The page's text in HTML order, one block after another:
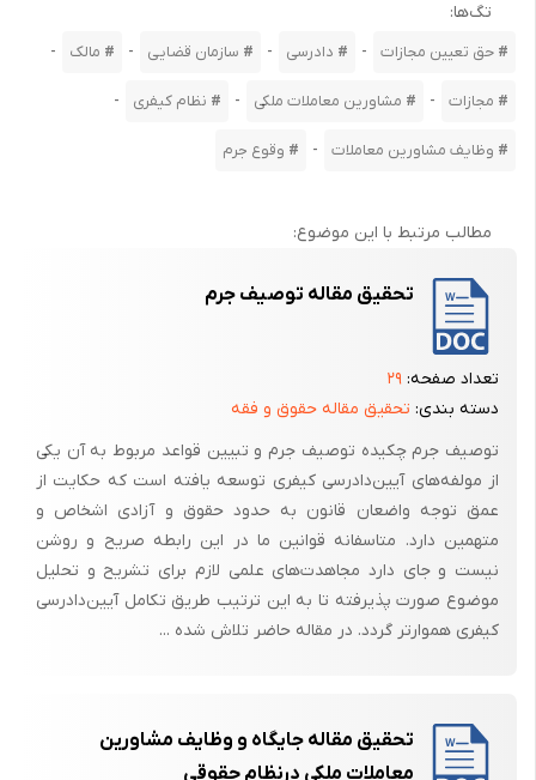
وصیت قبول فرزند در قانون پیش بینی شده بود.
مصر
تمدن مصر دارای قدمتی برابر با تمدن سومر بود مصریان قوانین مختلفی
داشتند قضات از طرف فراعنه به دادرسی رفع مظالم می پرداختند. ترازوی
پنجم قانون مفصلی برای مالکیت خصوصی و تقسیم ارث تنظیم شده است.
اظهارنامه‌ای از ارث به محکمه تسلیم شده است. در قوانی جزای سوگند دروغ
گشتن بود که از محکمه محلی شروع می شد به «طیوه» یا شمس پایان می
یافت زدن با چوب رایج بود. دست یا پا و گوش و بینی تباهکار بریده می شد.
سر بریدن و به چیمار میخ و سوزاندن کیفر می دادند سخت ترین نوع شکنجه
زنده مومیایی کردن بود یا بدن تباهکار با نترون سوزانده می شد فرعون
شخصا عنوان دیوان عالی کشور را به عهده داشت.
آشور
قوانین و مقررات در آشور سخت تر از بابل بود. زن در این سرزمین پست بود
بریدن گوش، بینی، شلاق زدن شکم بریدن، زهر خوراندن و سوزاندن پسر یا
دختر کناهکار در قربانگاه معبد عادی بود.
قانون حمورابی
زیبا نوشته شده است. قانون بر 282 ماده و یک مقدمه نوشته شده بود.
تگ‌ها:
حق تعیین مجازات - دادرسی - سازمان قضایی - مالک -
مجازات - مشاورین معاملات ملکی - نظام کیفری -
وظایف مشاورین معاملات - وقوع جرم
مطالب مرتبط با این موضوع:
تحقیق مقاله توصیف جرم
تعداد صفحه: ۲۹
دسته بندی: تحقیق مقاله حقوق و فقه
توصیف جرم چکیده توصیف جرم و تبیین قواعد مربوط به آن یکی
از مولفه‌های آیین‌دادرسی کیفری توسعه یافته است که حکایت از
عمق توجه واضعان قانون به حدود حقوق و آزادی اشخاص و
متهمین دارد. متاسفانه قوانین ما در این رابطه صریح و روشن
نیست و جای دارد مجاهدت‌های علمی لازم برای تشریح و تحلیل
موضوع صورت پذیرفته تا به این ترتیب طریق تکامل آیین‌دادرسی
کیفری هموارتر گردد. در مقاله حاضر تلاش شده ...
تحقیق مقاله جایگاه و وظایف مشاورین
معاملات ملکی درنظام حقوقی